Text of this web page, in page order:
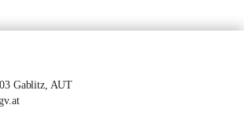
Gablitz, AUT